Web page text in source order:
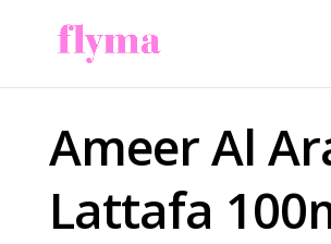
Ameer Al
Lattafa